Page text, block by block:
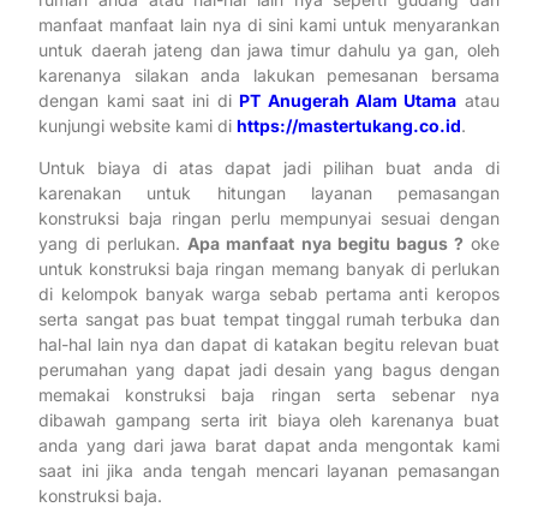
manfaat manfaat lain nya di sini kami untuk menyarankan
untuk daerah jateng dan jawa timur dahulu ya gan, oleh
karenanya silakan anda lakukan pemesanan bersama
dengan kami saat ini di PT Anugerah Alam Utama atau
kunjungi website kami dihttps://mastertukang.co.id.
Untuk biaya di atas dapat jadi pilihan buat anda di
karenakan untuk hitungan layanan pemasangan
konstruksi baja ringan perlu mempunyai sesuai dengan
yang di perlukan. Apa manfaat nya begitu bagus ? oke
untuk konstruksi baja ringan memang banyak di perlukan
di kelompok banyak warga sebab pertama anti keropos
serta sangat pas buat tempat tinggal rumah terbuka dan
hal-hal lain nya dan dapat di katakan begitu relevan buat
perumahan yang dapat jadi desain yang bagus dengan
memakai konstruksi baja ringan serta sebenar nya
dibawah gampang serta irit biaya oleh karenanya buat
anda yang dari jawa barat dapat anda mengontak kami
saat ini jika anda tengah mencari layanan pemasangan
konstruksi baja.